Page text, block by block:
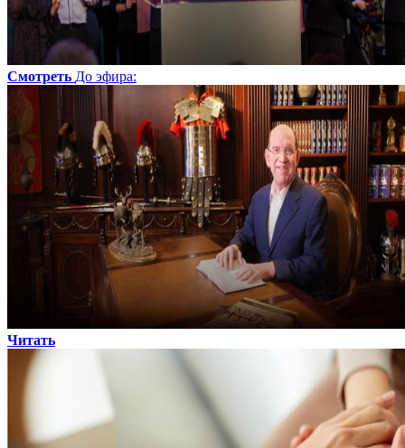
Смотреть До эфира:
Читать